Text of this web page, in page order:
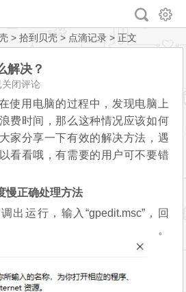
>拾到贝壳 > 点滴记录 > 正文
解决？
关闭评论
使用电脑的过程中，发现电脑上
费时间，那么这种情况应该如何
家分享一下有效的解决方法，遇
看看哦，有需要的用户可不要错
正确处理方法
出运行，输入“gpedit.msc”，回
。